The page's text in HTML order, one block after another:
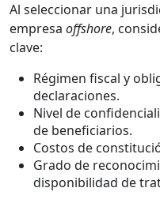
Al seleccionar una
empresa offshore,
clave:
Régimen fiscal y
declaraciones.
Nivel de
de beneficiarios.
Costos de
Grado de
disponibilidad de